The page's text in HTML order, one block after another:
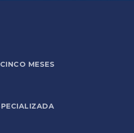
MESES